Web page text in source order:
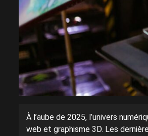
À l’aube de 2025, l’univers
web et graphisme 3D. Les